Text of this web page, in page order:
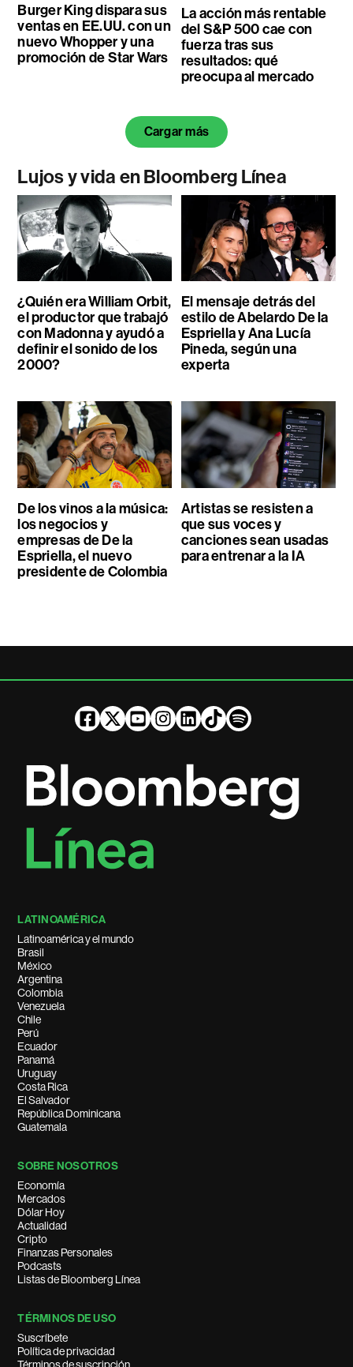
Burger King dispara sus
ventas en EE.UU. con un
nuevo Whopper y una
promoción de Star Wars
La acción más rentable
del S&P 500 cae con
fuerza tras sus
resultados: qué
preocupa al mercado
Cargar más
Lujos y vida en Bloomberg Línea
¿Quién era William Orbit,
el productor que trabajó
con Madonna y ayudó a
definir el sonido de los
2000?
El mensaje detrás del
estilo de Abelardo De la
Espriella y Ana Lucía
Pineda, según una
experta
De los vinos a la música:
los negocios y
empresas de De la
Espriella, el nuevo
presidente de Colombia
Artistas se resisten a
que sus voces y
canciones sean usadas
para entrenar a la IA
LATINOAMÉRICA
Latinoamérica y el mundo
Brasil
México
Argentina
Colombia
Venezuela
Chile
Perú
Ecuador
Panamá
Uruguay
Costa Rica
El Salvador
República Dominicana
Guatemala
SOBRE NOSOTROS
Economía
Mercados
Dólar Hoy
Actualidad
Cripto
Finanzas Personales
Podcasts
Listas de Bloomberg Línea
TÉRMINOS DE USO
Suscríbete
Política de privacidad